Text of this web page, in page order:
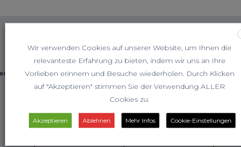
/
Schuhe / Wandern
Klettern
Wir verwenden Cookies auf unserer Website, um Ihnen die
relevanteste Erfahrung zu bieten, indem wir uns an Ihre
Vorlieben erinnern und Besuche wiederholen. Durch Klicken
auf "Akzeptieren" stimmen Sie der Verwendung ALLER
Cookies zu.
Akzeptieren Ablehnen Mehr Infos Cookie-Einstellungen